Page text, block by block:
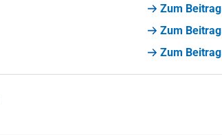
Zum Beitrag
Zum Beitrag
Zum Beitrag